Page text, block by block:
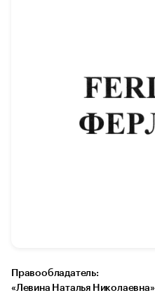
Правообладатель:
«Левина Наталья Николаевна»